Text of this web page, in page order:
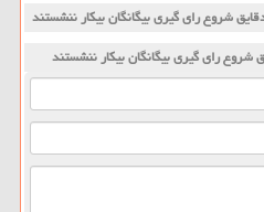
شروع رای گیری بیگانگان بیکار ننشستند
شروع رای گیری بیگانگان بیکار ننشستند